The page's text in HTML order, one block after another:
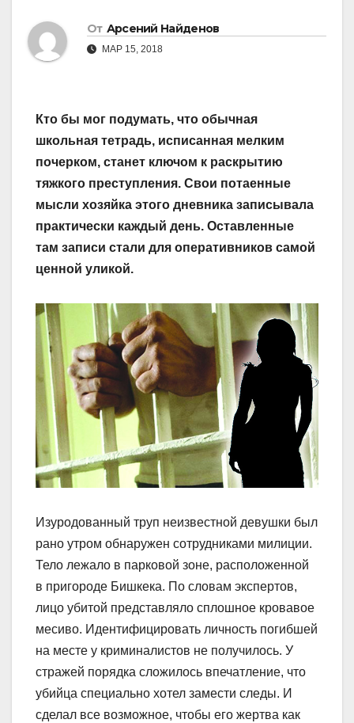
От Арсений Найденов
МАР 15, 2018
Кто бы мог подумать, что обычная
школьная тетрадь, исписанная мелким
почерком, станет ключом к раскрытию
тяжкого преступления. Свои потаенные
мысли хозяйка этого дневника записывала
практически каждый день. Оставленные
там записи стали для оперативников самой
ценной уликой.
Изуродованный труп неизвестной девушки был
рано утром обнаружен сотрудниками милиции.
Тело лежало в парковой зоне, расположенной
в пригороде Бишкека. По словам экспертов,
лицо убитой представляло сплошное кровавое
месиво. Идентифицировать личность погибшей
на месте у криминалистов не получилось. У
стражей порядка сложилось впечатление, что
убийца специально хотел замести следы. И
сделал все возможное, чтобы его жертва как